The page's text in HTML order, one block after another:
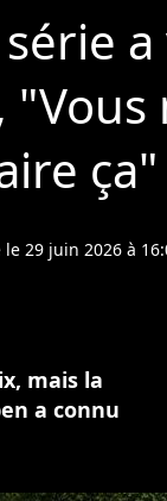
ça"
le 29 juin 2026 à
mais la
a connu